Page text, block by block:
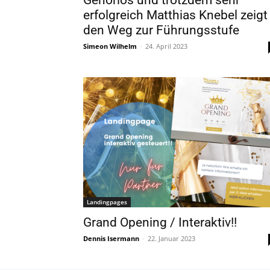
erfolgreich Matthias Knebel zeigt
den Weg zur Führungsstufe
Simeon Wilhelm - 24. April 2023
Landingpages
Grand Opening / Interaktiv!!
Dennis Isermann - 22. Januar 2023